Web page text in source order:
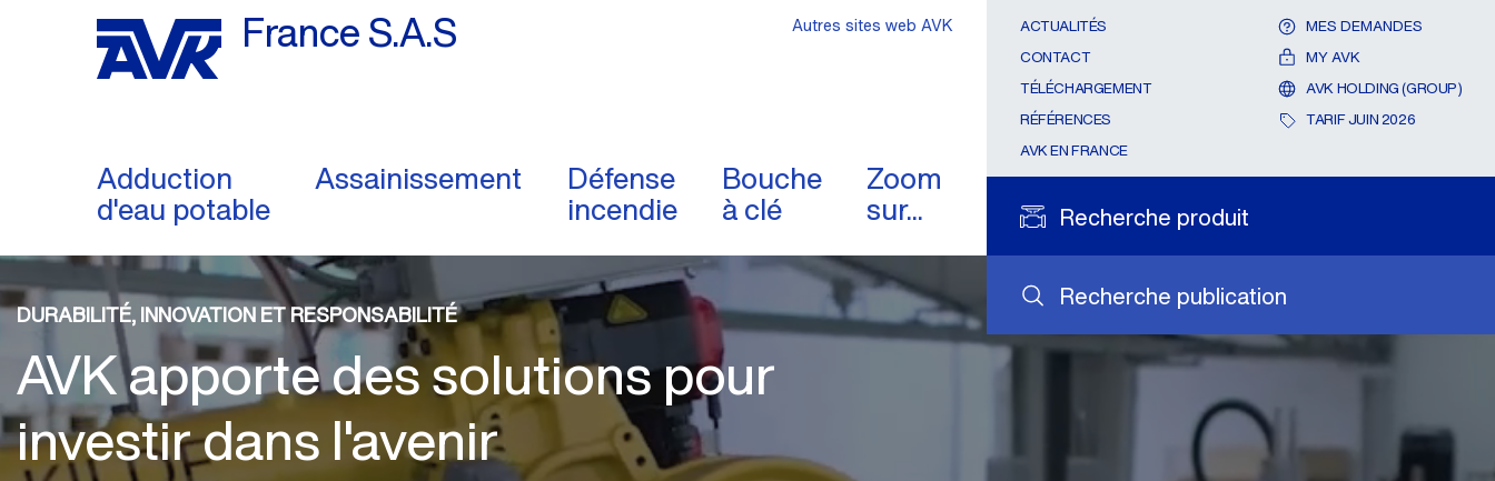
France S.A.S
Adduction
d'eau potable
Assainissement Défense
incendie
Bouche
à clé
Zoom
sur...
Recherche publication
Recherche produit
ACTUALITÉS
CONTACT
TÉLÉCHARGEMENT
RÉFÉRENCES
AVK EN FRANCE
MES DEMANDES
MY AVK
AVK HOLDING (GROUP)
TARIF JUIN 2026
Autres sites web AVK
DURABILITÉ, INNOVATION ET RESPONSABILITÉ
AVK apporte des solutions pour
investir dans l'avenir